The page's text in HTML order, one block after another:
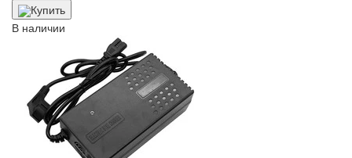
Купить
В наличии